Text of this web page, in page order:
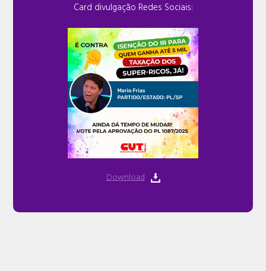
Card divulgação Redes Sociais:
Download